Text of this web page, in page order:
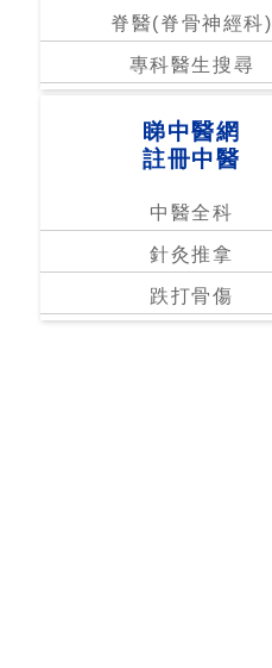
脊醫(脊骨神經科)
專科醫生搜尋
睇中醫網
註冊中醫
中醫全科
針灸推拿
跌打骨傷